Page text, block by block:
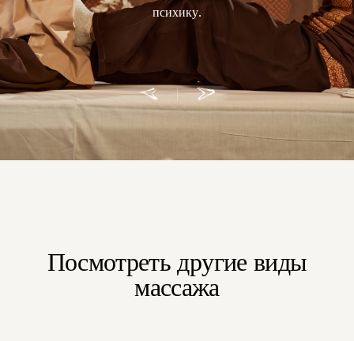
психику.
Посмотреть другие виды
массажа